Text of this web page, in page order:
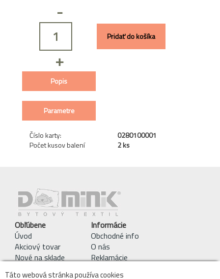
-
+
Pridať do košíka
Popis
Parametre
Číslo karty:
0280100001
Počet kusov balení
2 ks
Obľúbene
Úvod
Akciový tovar
Nové na sklade
Informácie
Obchodné info
O nás
Reklamácie
Táto webová stránka používa cookies